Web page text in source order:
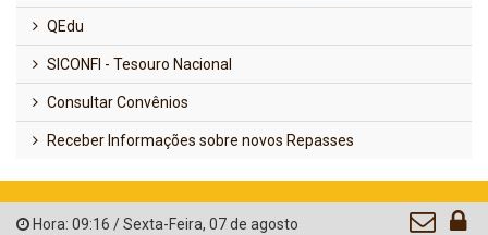
QEdu
SICONFI - Tesouro Nacional
Consultar Convênios
Receber Informações sobre novos Repasses
Hora: 09:16 /Sexta-Feira, 07 de agosto